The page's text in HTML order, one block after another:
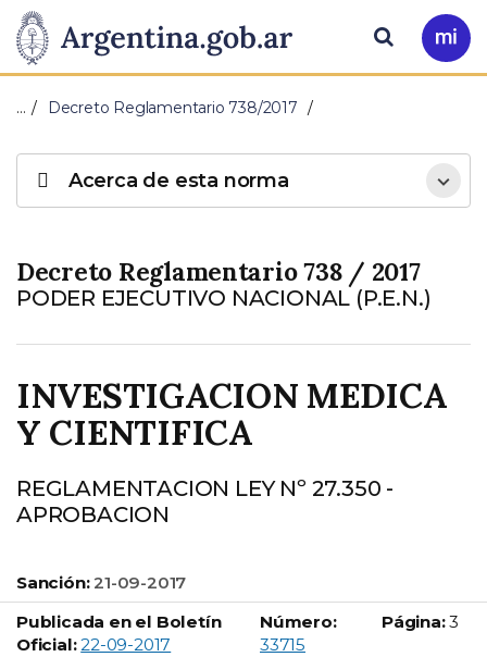
Presidencia
de
Nación
Pasar al contenido principal
Ir
a
Buscar
… Decreto Reglamentario 738/2017
Decreto Reglamentario 738 / 2017
PODER EJECUTIVO NACIONAL (P.E.N.)
INVESTIGACION MEDICA
Y CIENTIFICA
REGLAMENTACION LEY Nº 27.350 -
APROBACION
Sanción: 21-09-2017
Publicada en el Boletín
Oficial: 22-09-2017
Número:
Boletín Oficial número:
33715
Página: 3
Acerca de esta norma